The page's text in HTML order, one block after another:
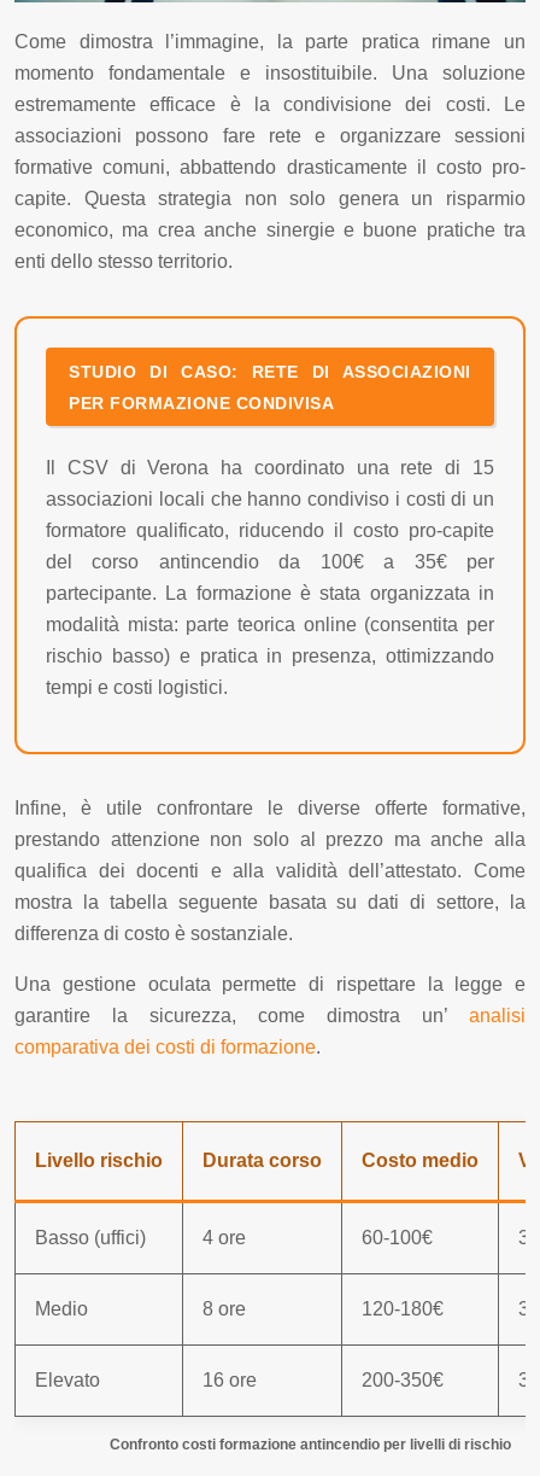
Come dimostra l’immagine, la parte pratica rimane un
momento fondamentale e insostituibile. Una soluzione
estremamente efficace è la condivisione dei costi. Le
associazioni possono fare rete e organizzare sessioni
formative comuni, abbattendo drasticamente il costo pro-
capite. Questa strategia non solo genera un risparmio
economico, ma crea anche sinergie e buone pratiche tra
enti dello stesso territorio.
STUDIO DI CASO: RETE DI ASSOCIAZIONI
PER FORMAZIONE CONDIVISA
Il CSV di Verona ha coordinato una rete di 15
associazioni locali che hanno condiviso i costi di un
formatore qualificato, riducendo il costo pro-capite
del corso antincendio da 100€ a 35€ per
partecipante. La formazione è stata organizzata in
modalità mista: parte teorica online (consentita per
rischio basso) e pratica in presenza, ottimizzando
tempi e costi logistici.
Infine, è utile confrontare le diverse offerte formative,
prestando attenzione non solo al prezzo ma anche alla
qualifica dei docenti e alla validità dell’attestato. Come
mostra la tabella seguente basata su dati di settore, la
differenza di costo è sostanziale.
Una gestione oculata permette di rispettare la legge e
garantire la sicurezza, come dimostra un’ analisi
comparativa dei costi di formazione.
Confronto costi formazione antincendio per livelli di rischio
Livello rischio Durata corso Costo medio
Basso (uffici) 4 ore 60-100€ 3
Medio 8 ore 120-180€ 3
Elevato 16 ore 200-350€ 3